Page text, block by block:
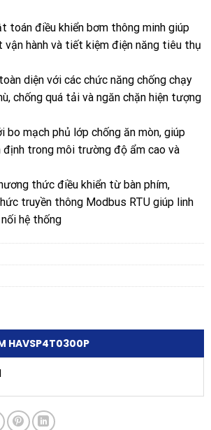
toán điều khiển bơm thông minh giúp
vận hành và tiết kiệm điện năng tiêu thụ
diện với các chức năng chống chạy
chống quá tải và ngăn chặn hiện tượng
bo mạch phủ lớp chống ăn mòn, giúp
định trong môi trường độ ẩm cao và
thức điều khiển từ bàn phím,
truyền thông Modbus RTU giúp linh
hệ thống
HAVSP4T0300P